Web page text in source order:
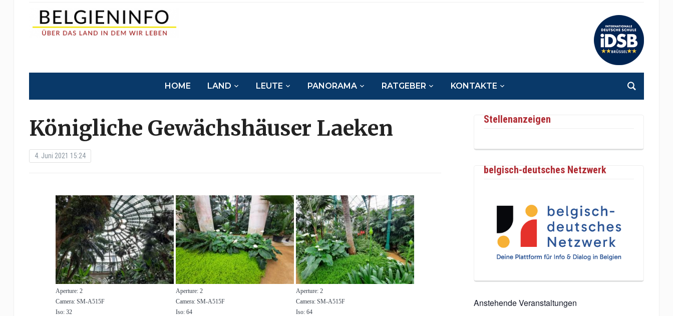
HOME LAND LEUTE PANORAMA RATGEBER KONTAKTE
Königliche Gewächshäuser Laeken
4. Juni 2021 15:24
Aperture: 2
Camera: SM-A515F
Iso: 32
Aperture: 2
Camera: SM-A515F
Iso: 64
Aperture: 2
Camera: SM-A515F
Iso: 64
Stellenanzeigen
belgisch-deutsches Netzwerk
Anstehende Veranstaltungen